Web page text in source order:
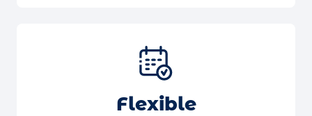
pneus et autres extras.
Flexible